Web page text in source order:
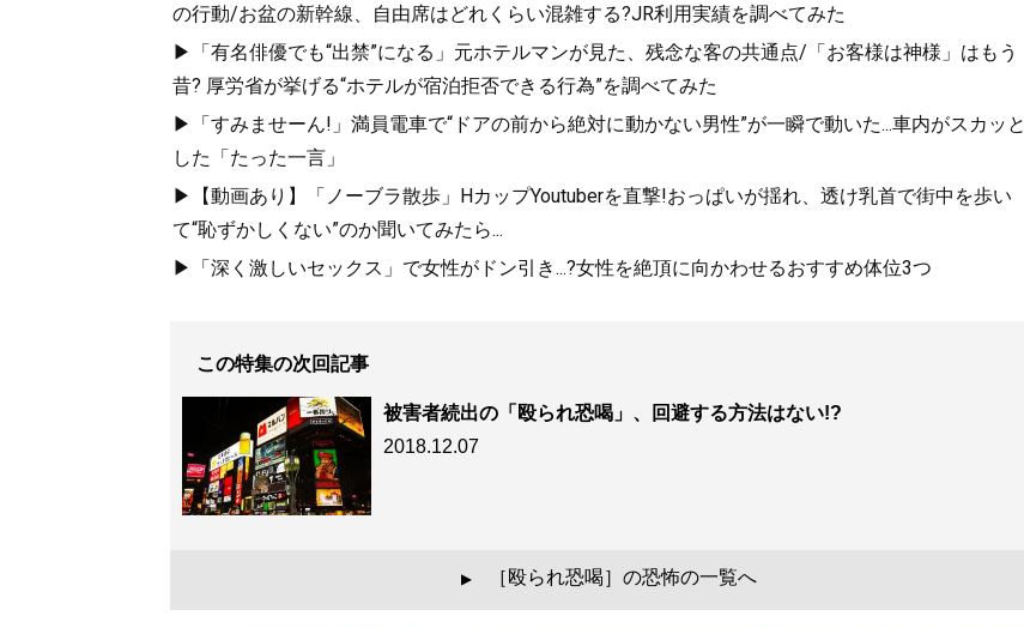
の行動/お盆の新幹線、自由席はどれくらい混雑する?JR利用実績を調べてみた
▶「有名俳優でも“出禁”になる」元ホテルマンが見た、残念な客の共通点/「お客様は神様」はもう
昔? 厚労省が挙げる“ホテルが宿泊拒否できる行為”を調べてみた
▶「すみませーん!」満員電車で“ドアの前から絶対に動かない男性”が一瞬で動いた...車内がスカッと
した「たった一言」
▶【動画あり】「ノーブラ散歩」HカップYoutuberを直撃!おっぱいが揺れ、透け乳首で街中を歩い
て“恥ずかしくない”のか聞いてみたら...
▶「深く激しいセックス」で女性がドン引き...?女性を絶頂に向かわせるおすすめ体位3つ
この特集の次回記事
被害者続出の「殴られ恐喝」、回避する方法はない!?
2018.12.07
▲ ［殴られ恐喝］の恐怖の一覧へ